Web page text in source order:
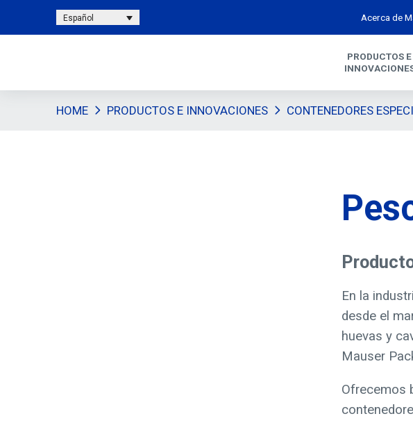
Español Acerca de
PRODUCTOS E
HOME PRODUCTOS E INNOVACIONES CONTENEDORES
En la
desde el
huevas y
Mauser
Ofrecemos